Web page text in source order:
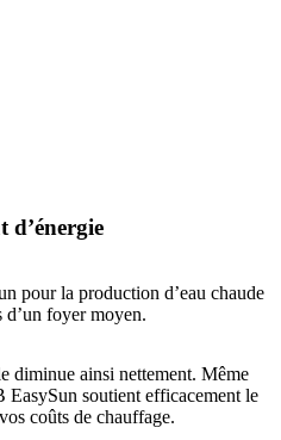
d’énergie
pour la production d’eau chaude
d’un foyer moyen.
diminue ainsi nettement. Même
soutient efficacement le
coûts de chauffage.